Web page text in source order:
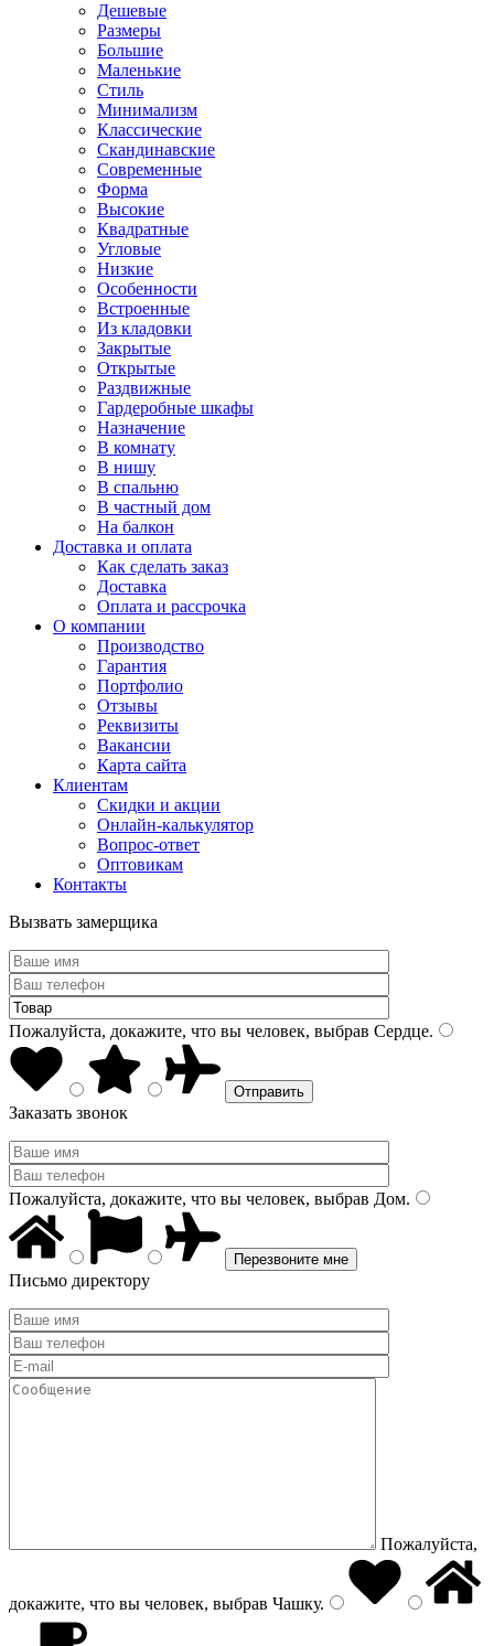
Дешевые
Размеры
Большие
Маленькие
Стиль
Минимализм
Классические
Скандинавские
Современные
Форма
Высокие
Квадратные
Угловые
Низкие
Особенности
Встроенные
Из кладовки
Закрытые
Открытые
Раздвижные
Гардеробные шкафы
Назначение
В комнату
В нишу
В спальню
В частный дом
На балкон
Доставка и оплата
Как сделать заказ
Доставка
Оплата и рассрочка
О компании
Производство
Гарантия
Портфолио
Отзывы
Реквизиты
Вакансии
Карта сайта
Клиентам
Скидки и акции
Онлайн-калькулятор
Вопрос-ответ
Оптовикам
Контакты
Вызвать замерщика
Пожалуйста, докажите, что вы человек, выбрав Сердце.
Заказать звонок
Пожалуйста, докажите, что вы человек, выбрав Дом.
Письмо директору
Пожалуйста,
докажите, что вы человек, выбрав Чашку.